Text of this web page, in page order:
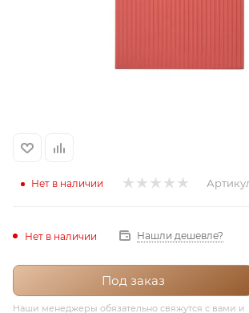
Нет в наличии
Нет в наличии Нашли дешевле?
Под заказ
Наши менеджеры обязательно свяжутся с вами и